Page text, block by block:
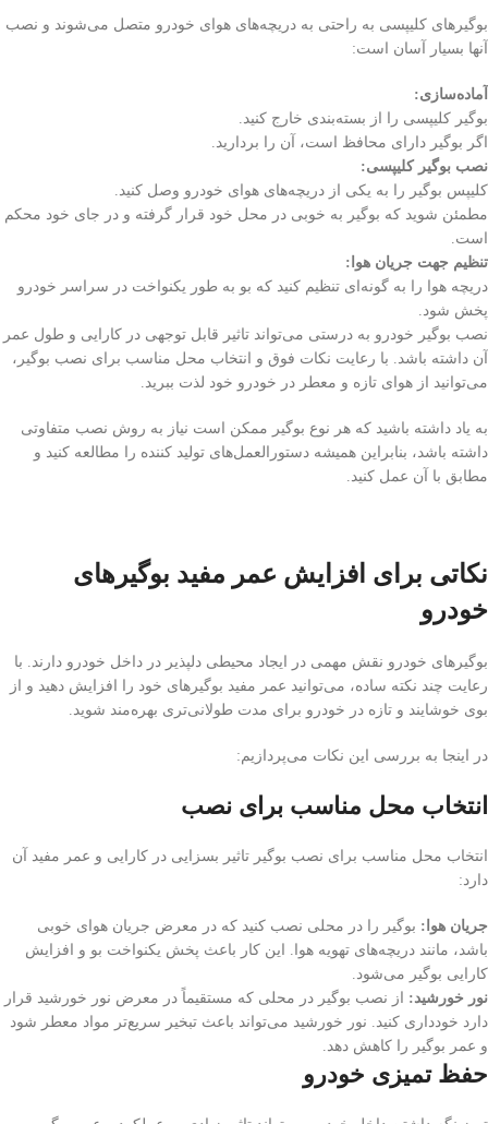
بوگیرهای کلیپسی به راحتی به دریچه‌های هوای خودرو متصل می‌شوند و نصب
آنها بسیار آسان است:
آماده‌سازی:
بوگیر کلیپسی را از بسته‌بندی خارج کنید.
اگر بوگیر دارای محافظ است، آن را بردارید.
نصب بوگیر کلیپسی:
کلیپس بوگیر را به یکی از دریچه‌های هوای خودرو وصل کنید.
مطمئن شوید که بوگیر به خوبی در محل خود قرار گرفته و در جای خود محکم
است.
تنظیم جهت جریان هوا:
دریچه هوا را به گونه‌ای تنظیم کنید که بو به طور یکنواخت در سراسر خودرو
پخش شود.
نصب بوگیر خودرو به درستی می‌تواند تاثیر قابل توجهی در کارایی و طول عمر
آن داشته باشد. با رعایت نکات فوق و انتخاب محل مناسب برای نصب بوگیر،
می‌توانید از هوای تازه و معطر در خودرو خود لذت ببرید.
به یاد داشته باشید که هر نوع بوگیر ممکن است نیاز به روش نصب متفاوتی
داشته باشد، بنابراین همیشه دستورالعمل‌های تولید کننده را مطالعه کنید و
مطابق با آن عمل کنید.
نکاتی برای افزایش عمر مفید بوگیرهای
خودرو
بوگیرهای خودرو نقش مهمی در ایجاد محیطی دلپذیر در داخل خودرو دارند. با
رعایت چند نکته ساده، می‌توانید عمر مفید بوگیرهای خود را افزایش دهید و از
بوی خوشایند و تازه در خودرو برای مدت طولانی‌تری بهره‌مند شوید.
در اینجا به بررسی این نکات می‌پردازیم:
انتخاب محل مناسب برای نصب
انتخاب محل مناسب برای نصب بوگیر تاثیر بسزایی در کارایی و عمر مفید آن
دارد:
جریان هوا: بوگیر را در محلی نصب کنید که در معرض جریان هوای خوبی
باشد، مانند دریچه‌های تهویه هوا. این کار باعث پخش یکنواخت بو و افزایش
کارایی بوگیر می‌شود.
نور خورشید: از نصب بوگیر در محلی که مستقیماً در معرض نور خورشید قرار
دارد خودداری کنید. نور خورشید می‌تواند باعث تبخیر سریع‌تر مواد معطر شود
و عمر بوگیر را کاهش دهد.
حفظ تمیزی خودرو